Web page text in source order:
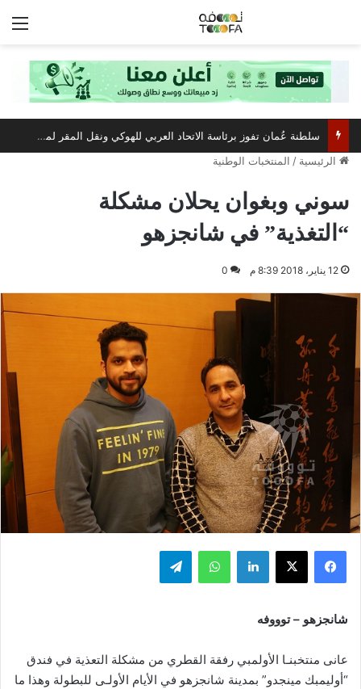
سلطنة عُمان تفوز برئاسة الاتحاد العربي للهوكي ونقل المقر لمسقط
الرئيسية / المنتخبات الوطنية
سوني وبغوان يحلان مشكلة
“التغذية” في شانجزهو
12 يناير، 2018 8:39 م 0
فيسبوك ‫X لينكدإن واتساب تيلقرام
شانجزهو – توووفه
عانى منتخبنـا الأولمبي رفقة القطري من مشكلة التعذية في فندق
“أوليمبك مينجدو” بمدينة شانجزهو في الأيام الأولـى للبطولة وهذا ما